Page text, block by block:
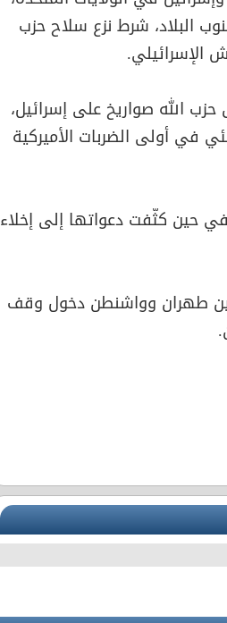
البلاد، شرط نزع سلاح حزب
الإسرائيلي.
الله صواريخ على إسرائيل،
في أولى الضربات الأميركية
حين كثّفت دعواتها إلى إخلاء
الموقعة في 17 حزيران بين طهران وواشنطن دخول وقف